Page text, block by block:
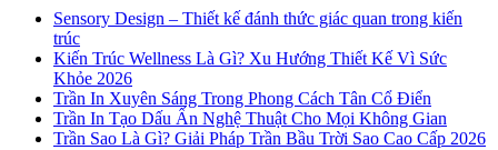
Sensory Design – Thiết kế đánh thức giác quan trong kiến
trúc
Kiến Trúc Wellness Là Gì? Xu Hướng Thiết Kế Vì Sức
Khỏe 2026
Trần In Xuyên Sáng Trong Phong Cách Tân Cổ Điển
Trần In Tạo Dấu Ấn Nghệ Thuật Cho Mọi Không Gian
Trần Sao Là Gì? Giải Pháp Trần Bầu Trời Sao Cao Cấp 2026